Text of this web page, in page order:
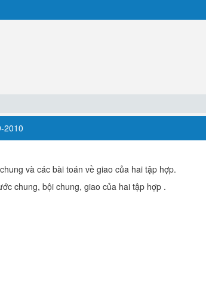
2010
và các bài toán về giao của hai tập hợp.
chung, bội chung, giao của hai tập hợp .